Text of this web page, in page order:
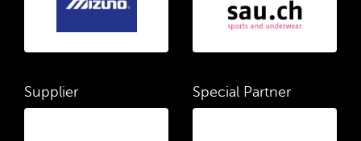
Supplier Special Partner